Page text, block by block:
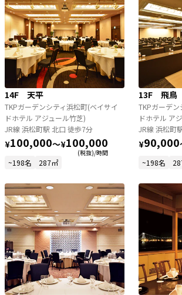
14F 天平
TKPガーデンシティ浜松町(ベイサイ
ドホテル アジュール竹芝)
JR線 浜松町駅 北口 徒歩7分
¥100,000〜¥100,000
(税抜)/時間
~198名 287㎡
13F 飛鳥
TKPガーデン
ドホテル ア
JR線 浜松町
¥90,000
~198名